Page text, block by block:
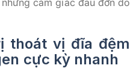
cảm giác đau đớn do
thoát vị đĩa đệm
cực kỳ nhanh